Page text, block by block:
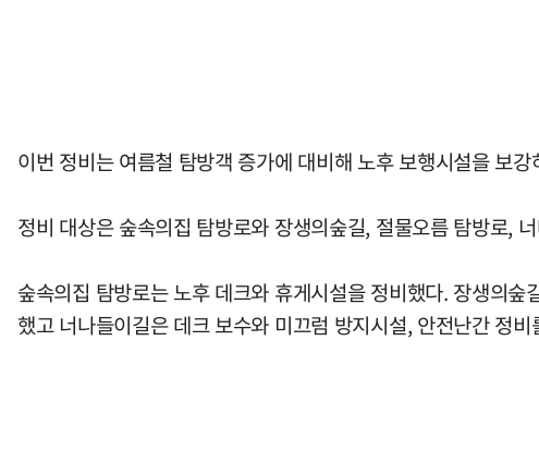
이번 정비는 여름철 탐방객 증가에 대비해 노후 보행시설을 보
정비 대상은 숲속의집 탐방로와 장생의숲길, 절물오름 탐방로,
숲속의집 탐방로는 노후 데크와 휴게시설을 정비했다. 장생의
했고 너나들이길은 데크 보수와 미끄럼 방지시설, 안전난간 정비